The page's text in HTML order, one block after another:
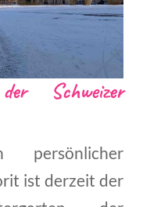
Schweizer
persönlicher
ist derzeit der